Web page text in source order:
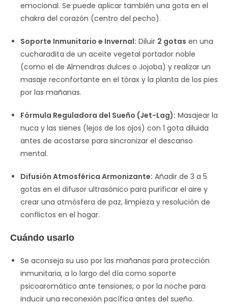
emocional. Se puede aplicar también una gota en el
chakra del corazón (centro del pecho).
Soporte Inmunitario e Invernal: Diluir 2 gotas en una
cucharadita de un aceite vegetal portador noble
(como el de Almendras dulces o Jojoba) y realizar un
masaje reconfortante en el tórax y la planta de los pies
por las mañanas.
Fórmula Reguladora del Sueño (Jet-Lag): Masajear la
nuca y las sienes (lejos de los ojos) con 1 gota diluida
antes de acostarse para sincronizar el descanso
mental.
Difusión Atmosférica Armonizante: Añadir de 3 a 5
gotas en el difusor ultrasónico para purificar el aire y
crear una atmósfera de paz, limpieza y resolución de
conflictos en el hogar.
Cuándo usarlo
Se aconseja su uso por las mañanas para protección
inmunitaria, a lo largo del día como soporte
psicoaromático ante tensiones, o por la noche para
inducir una reconexión pacífica antes del sueño.